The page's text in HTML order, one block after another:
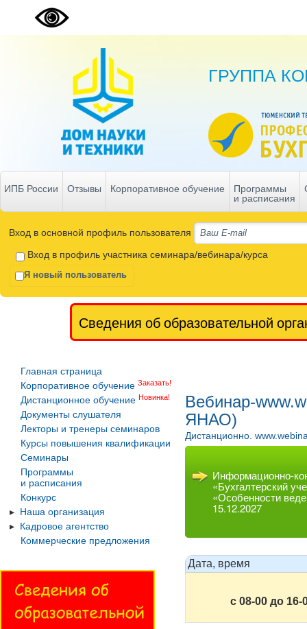
ГРУППА
ИПБ России Отзывы Корпоративное обучение
Программы
и расписания
Вход в основной профиль пользователя
Вход в профиль участника семинара/вебинара/курса
Я новый пользователь
Сведения об образовательной
Главная страница
Корпоративное обучение Заказать!
Дистанционное обучение Новинка!
Документы слушателя
Лекторы и тренеры семинаров
Курсы повышения квалификации
Семинары
Программы
и расписания
Конкурс
Наша организация
Кадровое агентство
Коммерческие предложения
Вебинар-
ЯНАО)
Дистанционно.
Информационно-
«Бухгалтерский
«Особенности
15.12.2027
Дата, время
с 08-00 до